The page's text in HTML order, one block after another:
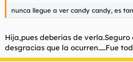
nunca llegue a ver candy candy, es
Hija,pues deberias de
desgracias que la ocurren.....Fue